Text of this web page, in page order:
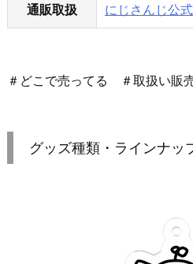
通販取扱 にじさんじ公
＃どこで売ってる ＃取扱い販
グッズ種類・ラインナッ